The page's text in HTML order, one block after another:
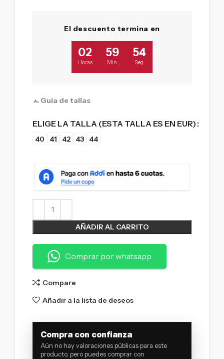
El descuento termina en
02
Horas
59
Min
53
Seg
Guía de tallas
ELIGE LA TALLA (ESTA TALLA ES EN EUR)
40 41 42 43 44
AÑADIR AL CARRITO
Comprar por whatsapp
Compare
Añadir a la lista de deseos
Compra con confianza
Aún no hay valoraciones públicas para este
producto, pero puedes comprar con